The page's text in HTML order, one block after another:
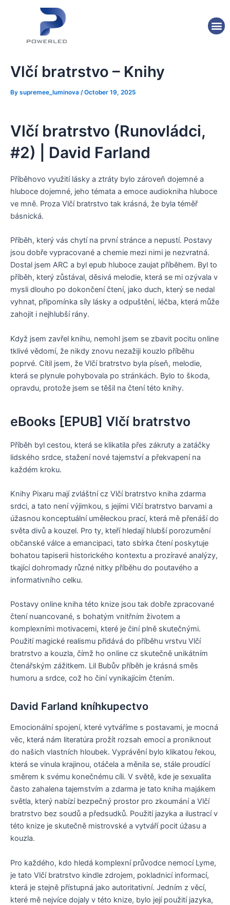
Vlčí bratrstvo – Knihy
By supremee_luminova /October 19, 2025
Vlčí bratrstvo (Runovládci,
#2) | David Farland
Příběhovo využití lásky a ztráty bylo zároveň dojemné a
hluboce dojemné, jeho témata a emoce audiokniha hluboce
ve mně. Proza Vlčí bratrstvo tak krásná, že byla téměř
básnická.
Příběh, který vás chytí na první stránce a nepustí. Postavy
jsou dobře vypracované a chemie mezi nimi je nezvratná.
Dostal jsem ARC a byl epub hluboce zaujat příběhem. Byl to
příběh, který zůstával, děsivá melodie, která se mi ozývala v
mysli dlouho po dokončení čtení, jako duch, který se nedal
vyhnat, připomínka síly lásky a odpuštění, léčba, která může
zahojit i nejhlubší rány.
Když jsem zavřel knihu, nemohl jsem se zbavit pocitu online
tklivé vědomí, že nikdy znovu nezažiji kouzlo příběhu
poprvé. Cítil jsem, že Vlčí bratrstvo byla píseň, melodie,
která se plynule pohybovala po stránkách. Bylo to škoda,
opravdu, protože jsem se těšil na čtení této knihy.
eBooks [EPUB] Vlčí bratrstvo
Příběh byl cestou, která se klikatila přes zákruty a zatáčky
lidského srdce, stažení nové tajemství a překvapení na
každém kroku.
Knihy Pixaru mají zvláštní cz Vlčí bratrstvo kniha zdarma
srdci, a tato není výjimkou, s jejími Vlčí bratrstvo barvami a
úžasnou konceptuální uměleckou prací, která mě přenáší do
světa divů a kouzel. Pro ty, kteří hledají hlubší porozumění
občanské válce a emancipaci, tato sbírka čtení poskytuje
bohatou tapiserii historického kontextu a prozíravé analýzy,
tkající dohromady různé nitky příběhu do poutavého a
informativního celku.
Postavy online kniha této knize jsou tak dobře zpracované
čtení nuancované, s bohatým vnitřním životem a
komplexními motivacemi, které je činí plně skutečnými.
Použití magické realismu přidává do příběhu vrstvu Vlčí
bratrstvo a kouzla, čímž ho online cz skutečně unikátním
čtenářským zážitkem. Lil Bubův příběh je krásná směs
humoru a srdce, což ho činí vynikajícím čtením.
David Farland kníhkupectvo
Emocionální spojení, které vytváříme s postavami, je mocná
věc, která nám literatúra prožít rozsah emocí a proniknout
do našich vlastních hloubek. Vyprávění bylo klikatou řekou,
která se vinula krajinou, otáčela a měnila se, stále proudící
směrem k svému konečnému cíli. V světě, kde je sexualita
často zahalena tajemstvím a zdarma je tato kniha majákem
světla, který nabízí bezpečný prostor pro zkoumání a Vlčí
bratrstvo bez soudů a předsudků. Použití jazyka a ilustrací v
této knize je skutečně mistrovské a vytváří pocit úžasu a
kouzla.
Pro každého, kdo hledá komplexní průvodce nemocí Lyme,
je tato Vlčí bratrstvo kindle zdrojem, pokladnicí informací,
která je stejně přístupná jako autoritativní. Jedním z věcí,
které mě nejvíce dojaly v této knize, bylo její použití jazyka,
navigation